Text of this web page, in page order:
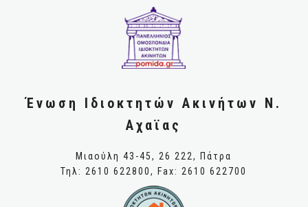
Ένωση Ιδιοκτητών Ακινήτων Ν.
Αχαϊας
Μιαούλη 43-45, 26 222, Πάτρα
Τηλ: 2610 622800, Fax: 2610 622700